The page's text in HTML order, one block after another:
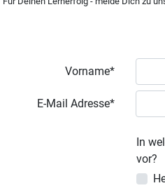
Vorname*
E-Mail Adresse*
In
vor?